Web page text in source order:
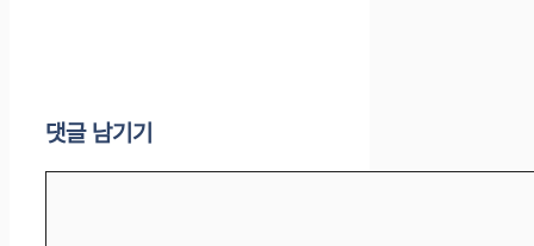
댓글 남기기